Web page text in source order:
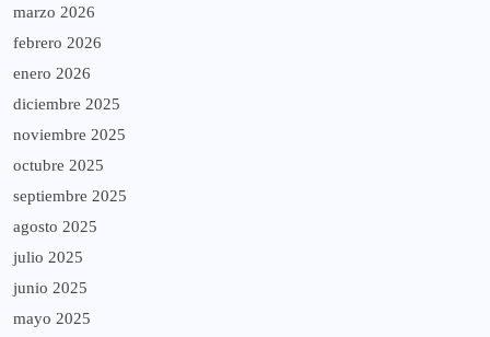
marzo 2026
febrero 2026
enero 2026
diciembre 2025
noviembre 2025
octubre 2025
septiembre 2025
agosto 2025
julio 2025
junio 2025
mayo 2025